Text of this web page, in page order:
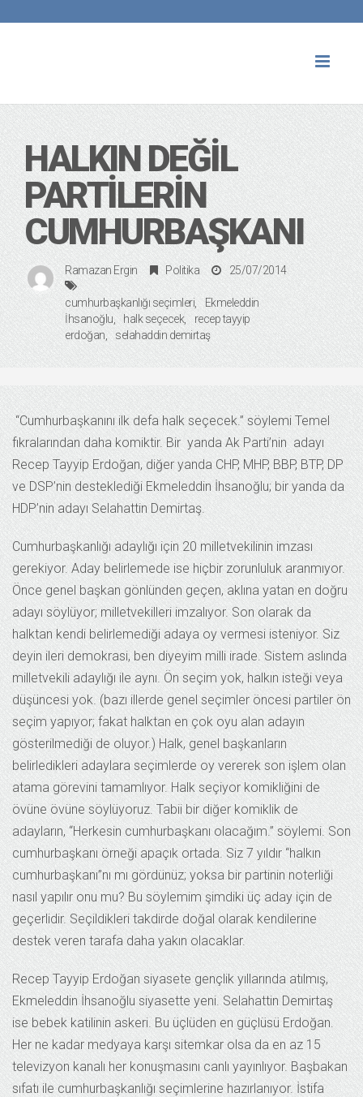
HALKIN DEĞIL
PARTILERIN
CUMHURBAŞKANI
Ramazan Ergin Politika 25/07/2014
cumhurbaşkanlığı seçimleri
Ekmeleddin
İhsanoğlu
halk seçecek
recep tayyip
erdoğan
selahaddin demirtaş
“Cumhurbaşkanını ilk defa halk seçecek.” söylemi Temel
fıkralarından daha komiktir. Bir yanda Ak Parti’nin adayı
Recep Tayyip Erdoğan, diğer yanda CHP, MHP, BBP, BTP, DP
ve DSP’nin desteklediği Ekmeleddin İhsanoğlu; bir yanda da
HDP’nin adayı Selahattin Demirtaş.
Cumhurbaşkanlığı adaylığı için 20 milletvekilinin imzası
gerekiyor. Aday belirlemede ise hiçbir zorunluluk aranmıyor.
Önce genel başkan gönlünden geçen, aklına yatan en doğru
adayı söylüyor; milletvekilleri imzalıyor. Son olarak da
halktan kendi belirlemediği adaya oy vermesi isteniyor. Siz
deyin ileri demokrasi, ben diyeyim milli irade. Sistem aslında
milletvekili adaylığı ile aynı. Ön seçim yok, halkın isteği veya
düşüncesi yok. (bazı illerde genel seçimler öncesi partiler ön
seçim yapıyor; fakat halktan en çok oyu alan adayın
gösterilmediği de oluyor.) Halk, genel başkanların
belirledikleri adaylara seçimlerde oy vererek son işlem olan
atama görevini tamamlıyor. Halk seçiyor komikliğini de
övüne övüne söylüyoruz. Tabii bir diğer komiklik de
adayların, “Herkesin cumhurbaşkanı olacağım.” söylemi. Son
cumhurbaşkanı örneği apaçık ortada. Siz 7 yıldır “halkın
cumhurbaşkanı”nı mı gördünüz; yoksa bir partinin noterliği
nasıl yapılır onu mu? Bu söylemim şimdiki üç aday için de
geçerlidir. Seçildikleri takdirde doğal olarak kendilerine
destek veren tarafa daha yakın olacaklar.
Recep Tayyip Erdoğan siyasete gençlik yıllarında atılmış,
Ekmeleddin İhsanoğlu siyasette yeni. Selahattin Demirtaş
ise bebek katilinin askeri. Bu üçlüden en güçlüsü Erdoğan.
Her ne kadar medyaya karşı sitemkar olsa da en az 15
televizyon kanalı her konuşmasını canlı yayınlıyor. Başbakan
sıfatı ile cumhurbaşkanlığı seçimlerine hazırlanıyor. İstifa